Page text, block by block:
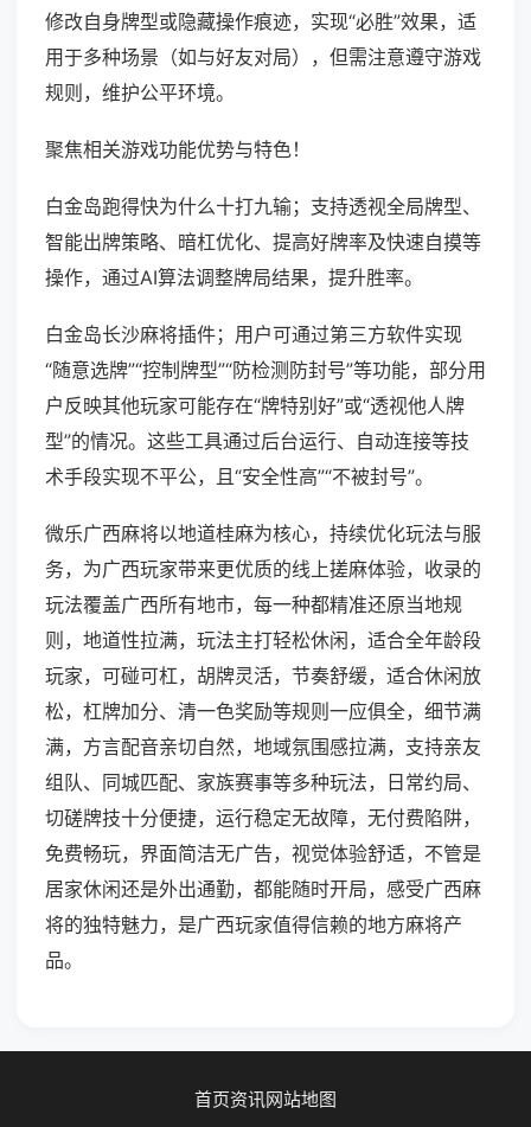
修改自身牌型或隐藏操作痕迹，实现“必胜”效果，适
用于多种场景（如与好友对局），但需注意遵守游戏
规则，维护公平环境。
聚焦相关游戏功能优势与特色！
白金岛跑得快为什么十打九输；支持透视全局牌型、
智能出牌策略、暗杠优化、提高好牌率及快速自摸等
操作，通过AI算法调整牌局结果，提升胜率。
白金岛长沙麻将插件；用户可通过第三方软件实现
“随意选牌”“控制牌型”“防检测防封号”等功能，部分用
户反映其他玩家可能存在“牌特别好”或“透视他人牌
型”的情况。这些工具通过后台运行、自动连接等技
术手段实现不平公，且“安全性高”“不被封号”。
微乐广西麻将以地道桂麻为核心，持续优化玩法与服
务，为广西玩家带来更优质的线上搓麻体验，收录的
玩法覆盖广西所有地市，每一种都精准还原当地规
则，地道性拉满，玩法主打轻松休闲，适合全年龄段
玩家，可碰可杠，胡牌灵活，节奏舒缓，适合休闲放
松，杠牌加分、清一色奖励等规则一应俱全，细节满
满，方言配音亲切自然，地域氛围感拉满，支持亲友
组队、同城匹配、家族赛事等多种玩法，日常约局、
切磋牌技十分便捷，运行稳定无故障，无付费陷阱，
免费畅玩，界面简洁无广告，视觉体验舒适，不管是
居家休闲还是外出通勤，都能随时开局，感受广西麻
将的独特魅力，是广西玩家值得信赖的地方麻将产
品。
首页资讯网站地图